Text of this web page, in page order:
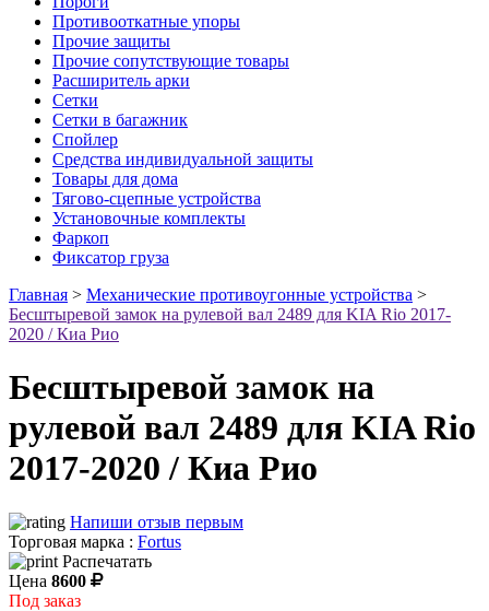
Противооткатные упоры
Прочие защиты
Прочие сопутствующие товары
Расширитель арки
Сетки
Сетки в багажник
Спойлер
Средства индивидуальной защиты
Товары для дома
Тягово-сцепные устройства
Установочные комплекты
Фаркоп
Фиксатор груза
Главная > Механические противоугонные устройства >
Бесштыревой замок на рулевой вал 2489 для KIA Rio 2017-
2020 / Киа Рио
Бесштыревой замок на
рулевой вал 2489 для KIA Rio
2017-2020 / Киа Рио
Напиши отзыв первым
Торговая марка : Fortus
Распечатать
Цена 8600
Под заказ